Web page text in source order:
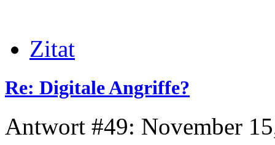
Zitat
Re: Digitale Angriffe?
Antwort #49: November